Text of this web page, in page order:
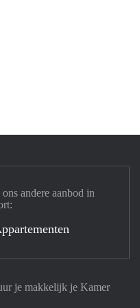
je makkelijk je Kamer
andere aanbod in